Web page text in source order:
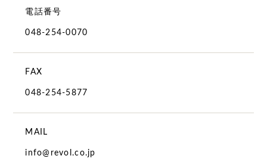
電話番号
048-254-0070
FAX
048-254-5877
MAIL
info@revol.co.jp